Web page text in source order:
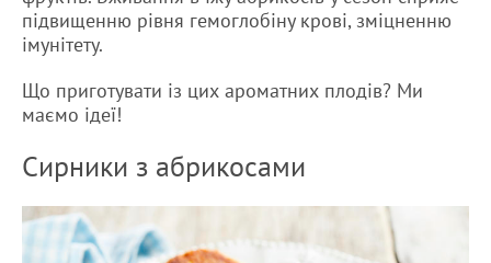
підвищенню рівня гемоглобіну крові, зміцненню
імунітету.
Що приготувати із цих ароматних плодів? Ми
маємо ідеї!
Сирники з абрикосами